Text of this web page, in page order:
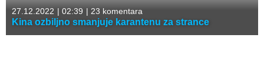
27.12.2022 | 02:39 | 23 komentara
Kina ozbiljno smanjuje karantenu za strance